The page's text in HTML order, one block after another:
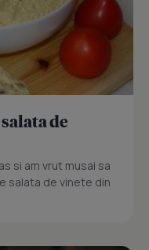
de
si am vrut musai sa
salata de vinete din